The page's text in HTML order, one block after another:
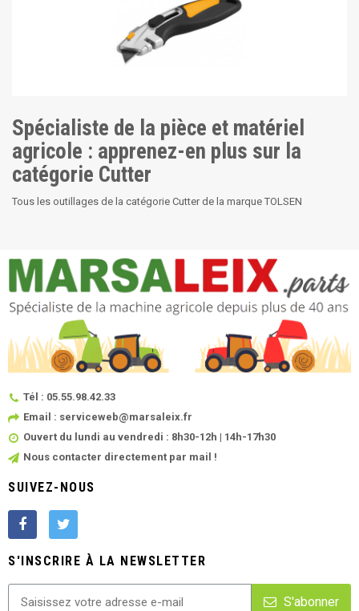
Spécialiste de la pièce et matériel
agricole : apprenez-en plus sur la
catégorie Cutter
Tous les outillages de la catégorie Cutter de la marque TOLSEN
Tél : 05.55.98.42.33
Email : serviceweb@marsaleix.fr
Ouvert du lundi au vendredi : 8h30-12h | 14h-17h30
Nous contacter directement par mail !
SUIVEZ-NOUS
S'INSCRIRE À LA NEWSLETTER
S'abonner